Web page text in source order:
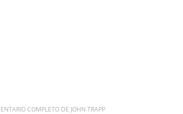
COMPLETO DE JOHN TRAPP